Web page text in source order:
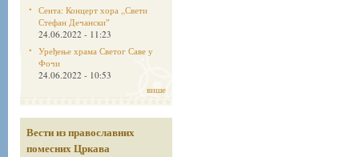
Сента: Концерт хора „Свети
Стефан Дечанскиˮ
24.06.2022 - 11:23
Уређење храма Светог Саве у
Фочи
24.06.2022 - 10:53
више
Вести из православних
помесних Цркава